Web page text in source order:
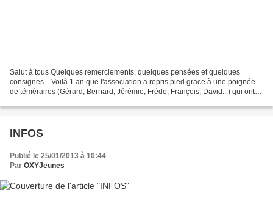
Salut à tous Quelques remerciements, quelques pensées et quelques
consignes... Voilà 1 an que l'association a repris pied grace à une poignée
de téméraires (Gérard, Bernard, Jérémie, Frédo, François, David...) qui ont
INFOS
Publié le 25/01/2013 à 10:44
Par OXYJeunes